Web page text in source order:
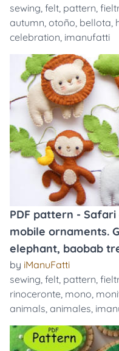
sewing, felt, pattern,
autumn, otoño, bellota,
celebration, imanufatti
PDF pattern -
mobile ornaments.
elephant, baobab
by iManuFatti
sewing, felt, pattern,
rinoceronte, mono,
animals, animales,